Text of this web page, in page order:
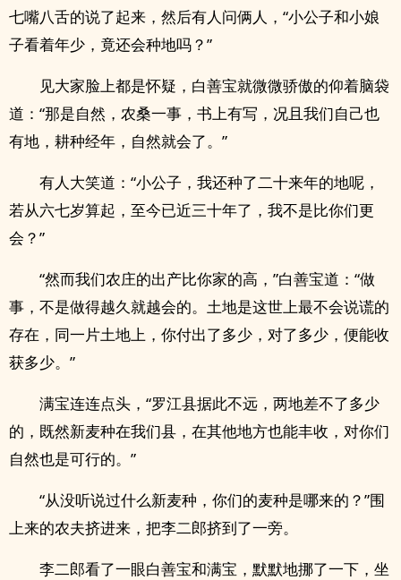
七嘴八舌的说了起来，然后有人问俩人，“小公子和小娘
子看着年少，竟还会种地吗？”
见大家脸上都是怀疑，白善宝就微微骄傲的仰着脑袋
道：“那是自然，农桑一事，书上有写，况且我们自己也
有地，耕种经年，自然就会了。”
有人大笑道：“小公子，我还种了二十来年的地呢，
若从六七岁算起，至今已近三十年了，我不是比你们更
会？”
“然而我们农庄的出产比你家的高，”白善宝道：“做
事，不是做得越久就越会的。土地是这世上最不会说谎的
存在，同一片土地上，你付出了多少，对了多少，便能收
获多少。”
满宝连连点头，“罗江县据此不远，两地差不了多少
的，既然新麦种在我们县，在其他地方也能丰收，对你们
自然也是可行的。”
“从没听说过什么新麦种，你们的麦种是哪来的？”围
上来的农夫挤进来，把李二郎挤到了一旁。
李二郎看了一眼白善宝和满宝，默默地挪了一下，坐